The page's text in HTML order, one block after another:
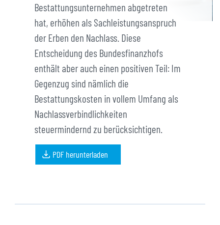
Kontakt
Neues aus der Kanzlei
Portalzugang
Info-Center
Bestattungsunternehmen abgetreten
hat, erhöhen als Sachleistungsanspruch
der Erben den Nachlass. Diese
Entscheidung des Bundesfinanzhofs
enthält aber auch einen positiven Teil: Im
Gegenzug sind nämlich die
Bestattungskosten in vollem Umfang als
Nachlassverbindlichkeiten
steuermindernd zu berücksichtigen.
PDF herunterladen